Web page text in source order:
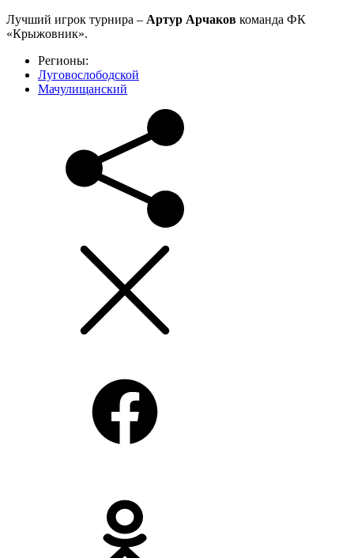
Лучший игрок турнира – Артур Арчаков команда ФК
«Крыжовник».
Регионы:
Луговослободской
Мачулищанский